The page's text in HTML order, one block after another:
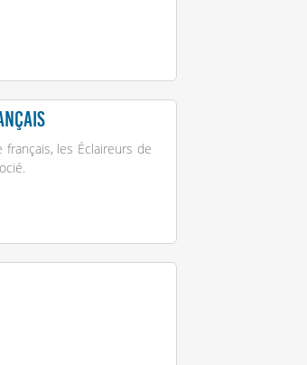
français, les Éclaireurs de